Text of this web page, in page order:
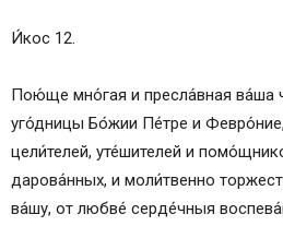
И́кос 12.
Пою́ще мно́гая и пресла́вная ва́ша
уго́дницы Бо́жии Пе́тре и
цели́телей, уте́шителей и
дарова́нных, и моли́твенно
ва́шу, от любве́ серде́чныя